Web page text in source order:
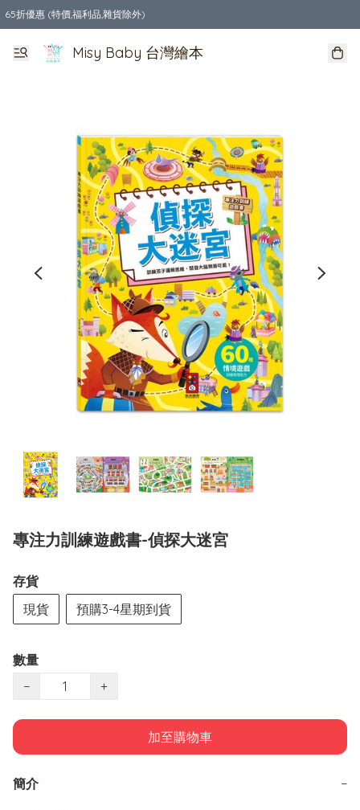
65折優惠 (特價,福利品,雜貨除外)
全店購物滿$550，免運費
Misy Baby 台灣繪本
專注力訓練遊戲書-偵探大迷宮
存貨
現貨
預購3-4星期到貨
數量
−
+
加至購物車
簡介 −